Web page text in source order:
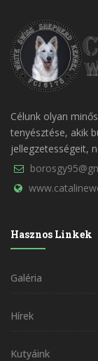
Célunk olyan
tenyésztése, akik
jellegzetességeit,
Hasznos Linkek
Galéria
Hírek
Kutyáink